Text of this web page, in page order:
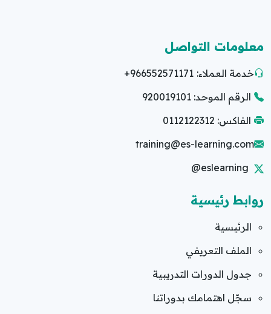
معلومات التواصل
خدمة العملاء: +966552571171
الرقم الموحد: 920019101
الفاكس: 0112122312
training@es-learning.com
@eslearning
روابط رئيسية
الرئيسية
الملف التعريفي
جدول الدورات التدريبية
سجّل اهتمامك بدوراتنا